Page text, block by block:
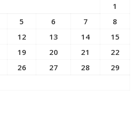
1
5 6 7
8
12 13 14
15
19 20 21
22
26 27 28
29